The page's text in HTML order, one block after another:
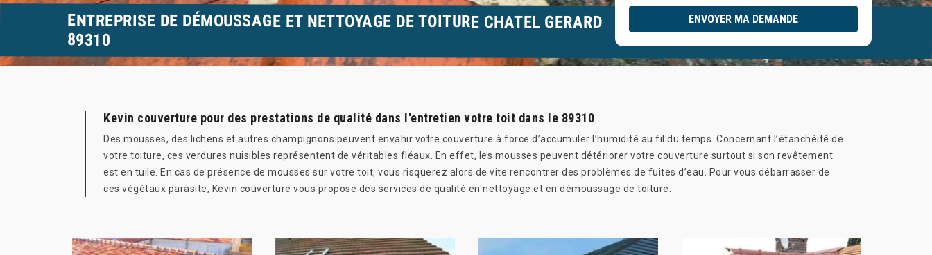
ENTREPRISE DE DÉMOUSSAGE ET NETTOYAGE DE TOITURE CHATEL GERARD
89310
Kevin couverture pour des prestations de qualité dans l'entretien votre toit dans le 89310
Des mousses, des lichens et autres champignons peuvent envahir votre couverture à force d’accumuler l’humidité au fil du temps. Concernant l’étanchéité de
votre toiture, ces verdures nuisibles représentent de véritables fléaux. En effet, les mousses peuvent détériorer votre couverture surtout si son revêtement
est en tuile. En cas de présence de mousses sur votre toit, vous risquerez alors de vite rencontrer des problèmes de fuites d’eau. Pour vous débarrasser de
ces végétaux parasite, Kevin couverture vous propose des services de qualité en nettoyage et en démoussage de toiture.